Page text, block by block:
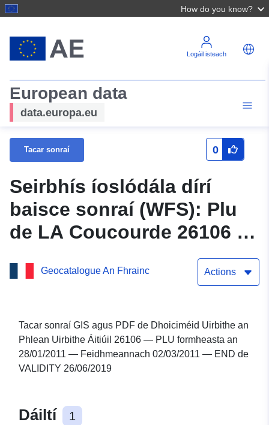
How do you know?
Logáil isteach
European data
data.europa.eu
Tacar sonraí 0
Seirbhís íoslódála dírí
baisce sonraí (WFS): Plu
de LA Coucourde 26106 —
28/01/2011 — FIN OF
Geocatalogue An Fhrainc Actions
Tacar sonraí GIS agus PDF de Dhoiciméid Uirbithe an
Phlean Uirbithe Áitiúil 26106 — PLU formheasta an
28/01/2011 — Feidhmeannach 02/03/2011 — END de
VALIDITY 26/06/2019
Dáiltí 1